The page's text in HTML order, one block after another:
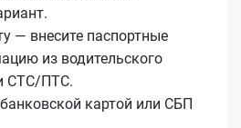
— внесите паспортные
из водительского
СТС/ПТС.
картой или СБП